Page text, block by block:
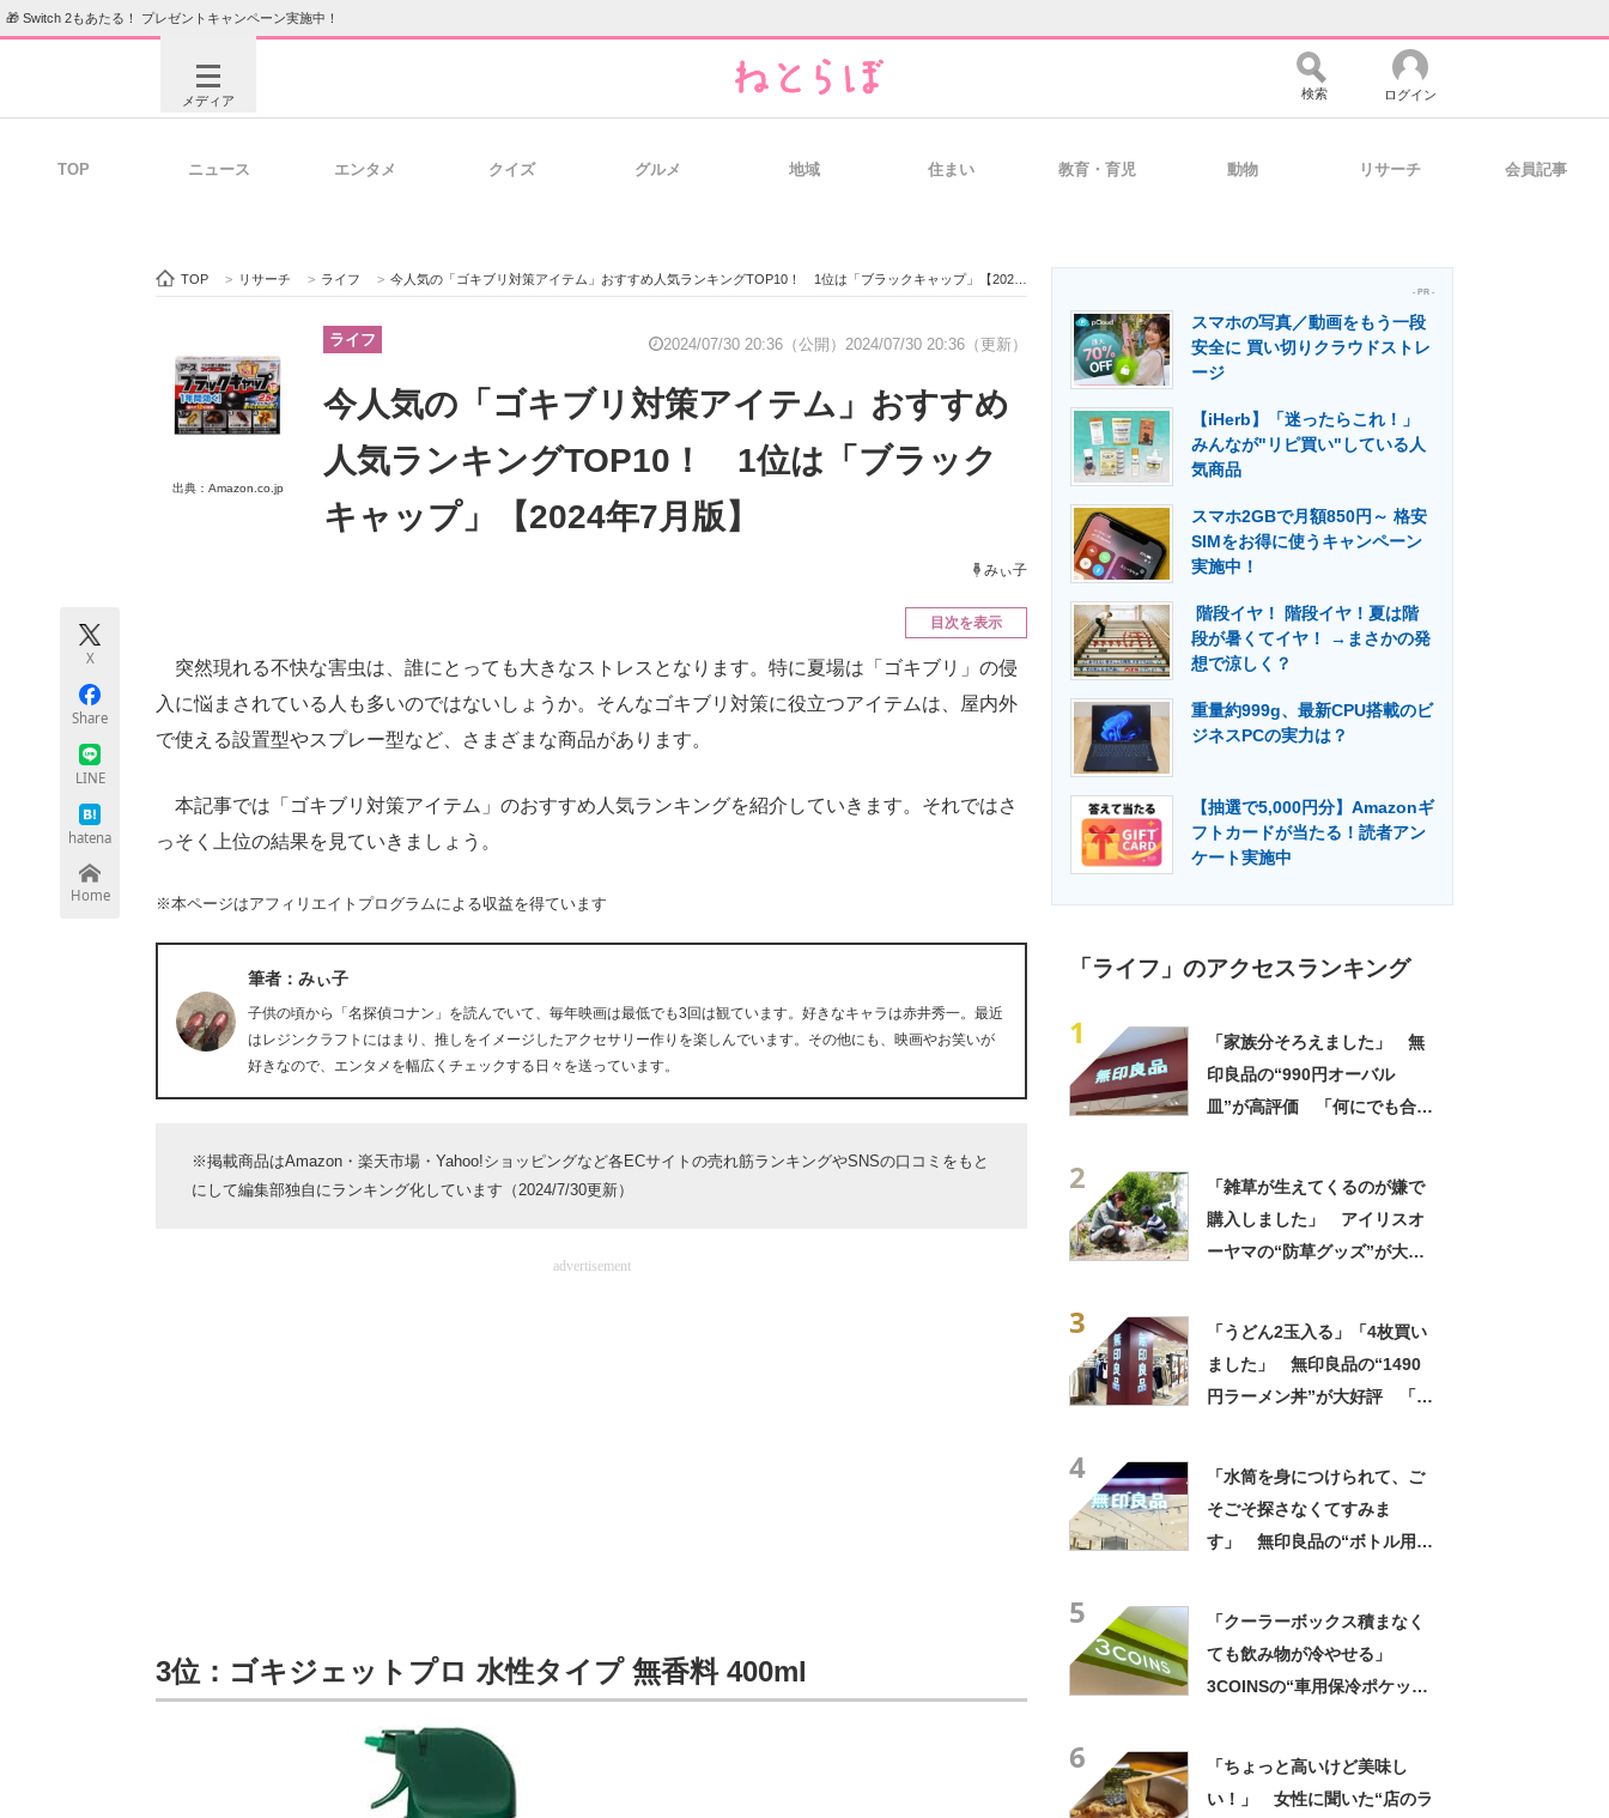
🎁 Switch 2もあたる！ プレゼントキャンペーン実施中！
メディア
ビジネスと働き方のヒント 経営リーダーのコミュニティ マーケ×ITの今がよく分かる
ITエンジニア向け専門サイト 製造業のIT導入・活用を支援
エネルギーの専門メディア 建設×テクノロジーの最前線
ちょっと気になるネットの話題
検索 ログイン
TOP ニュース エンタメ クイズ グルメ 地域 住まい 教育・育児 動物 リサーチ 会員記事
TOP > リサーチ > ライフ > 今人気の「ゴキブリ対策アイテム」おすすめ人気ランキングTOP10！ 1位は「ブラックキャップ」【2024年7月版】
出典：Amazon.co.jp
ライフ 2024/07/30 20:36（公開） 2024/07/30 20:36（更新）
今人気の「ゴキブリ対策アイテム」おすすめ
人気ランキングTOP10！ 1位は「ブラック
キャップ」【2024年7月版】
みぃ子
X
Share
LINE
hatena
Home
目次を表示
突然現れる不快な害虫は、誰にとっても大きなストレスとなります。特に夏場は「ゴキブリ」の侵
入に悩まされている人も多いのではないしょうか。そんなゴキブリ対策に役立つアイテムは、屋内外
で使える設置型やスプレー型など、さまざまな商品があります。
本記事では「ゴキブリ対策アイテム」のおすすめ人気ランキングを紹介していきます。それではさ
っそく上位の結果を見ていきましょう。
※本ページはアフィリエイトプログラムによる収益を得ています
筆者：みぃ子
子供の頃から「名探偵コナン」を読んでいて、毎年映画は最低でも3回は観ています。好きなキャラは赤井秀一。最近
はレジンクラフトにはまり、推しをイメージしたアクセサリー作りを楽しんでいます。その他にも、映画やお笑いが
好きなので、エンタメを幅広くチェックする日々を送っています。
※掲載商品はAmazon・楽天市場・Yahoo!ショッピングなど各ECサイトの売れ筋ランキングやSNSの口コミをもと
にして編集部独自にランキング化しています（2024/7/30更新）
advertisement
3位：ゴキジェットプロ 水性タイプ 無香料 400ml
- PR -
スマホの写真／動画をもう一段
安全に 買い切りクラウドストレ
ージ
【iHerb】「迷ったらこれ！」
みんなが"リピ買い"している人
気商品
スマホ2GBで月額850円～ 格安
SIMをお得に使うキャンペーン
実施中！
階段イヤ！ 階段イヤ！夏は階
段が暑くてイヤ！ →まさかの発
想で涼しく？
重量約999g、最新CPU搭載のビ
ジネスPCの実力は？
【抽選で5,000円分】Amazonギ
フトカードが当たる！読者アン
ケート実施中
「ライフ」のアクセスランキング
1
「家族分そろえました」 無
印良品の“990円オーバル
皿”が高評価 「何にでも合
2
「雑草が生えてくるのが嫌で
購入しました」 アイリスオ
ーヤマの“防草グッズ”が大人
3
「うどん2玉入る」「4枚買い
ました」 無印良品の“1490
円ラーメン丼”が大好評 「適
4
「水筒を身につけられて、ご
そごそ探さなくてすみま
す」 無印良品の“ボトル用ホ
5
「クーラーボックス積まなく
ても飲み物が冷やせる」
3COINSの“車用保冷ポケッ
6
「ちょっと高いけど美味し
い！」 女性に聞いた“店のラ